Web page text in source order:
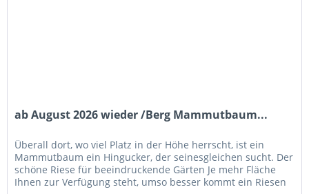
ab August 2026 wieder /Berg Mammutbaum...
Überall dort, wo viel Platz in der Höhe herrscht, ist ein
Mammutbaum ein Hingucker, der seinesgleichen sucht. Der
schöne Riese für beeindruckende Gärten Je mehr Fläche
Ihnen zur Verfügung steht, umso besser kommt ein Riesen